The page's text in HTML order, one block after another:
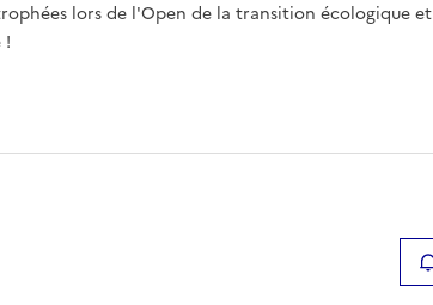
lors de l'Open de la transition écologique et
!